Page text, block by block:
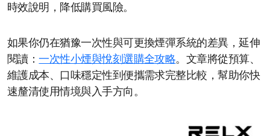
時效說明，降低購買風險。
如果你仍在猶豫一次性與可更換煙彈系統的差異，延伸
閱讀：一次性小煙與悅刻選購全攻略。文章將從預算、
維護成本、口味穩定性到便攜需求完整比較，幫助你快
速釐清使用情境與入手方向。